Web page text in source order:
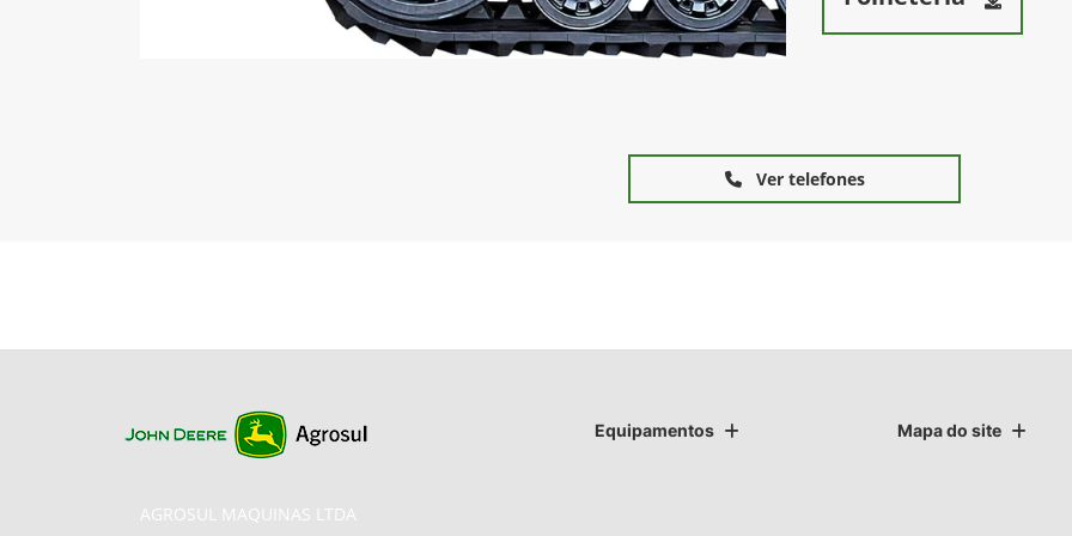
Ver telefones
Equipamentos Mapa do site
AGROSUL MAQUINAS LTDA